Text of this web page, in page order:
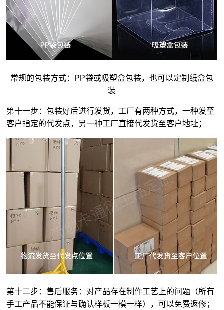
常规的包装方式：PP袋或吸塑盒包装，也可以定制纸盒包
装
第十一步：包装好后进行发货，工厂有两种方式，一种发至
客户指定的代发点，另一种工厂直接代发货至客户地址；
第十二步：售后服务：对产品存在制作工艺上的问题（所有
手工产品不能保证与确认样板一模一样），可以免费返修；